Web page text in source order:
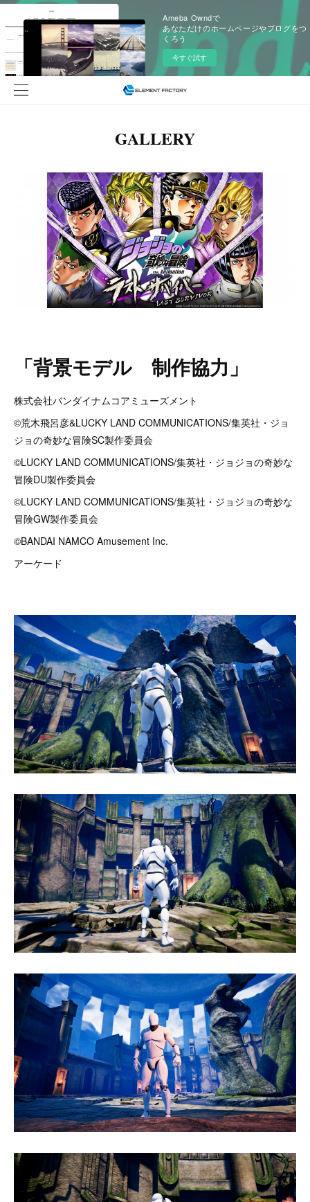
Ameba Owndで
あなただけのホームページやブログをつ
くろう
今すぐ試す
GALLERY
「背景モデル 制作協力」
株式会社バンダイナムコアミューズメント
©荒木飛呂彦&LUCKY LAND COMMUNICATIONS/集英社・ジョ
ジョの奇妙な冒険SC製作委員会
©LUCKY LAND COMMUNICATIONS/集英社・ジョジョの奇妙な
冒険DU製作委員会
©LUCKY LAND COMMUNICATIONS/集英社・ジョジョの奇妙な
冒険GW製作委員会
©BANDAI NAMCO Amusement Inc.
アーケード